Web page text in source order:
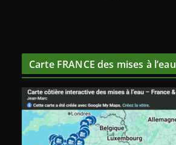
Carte FRANCE des mises à l’eau